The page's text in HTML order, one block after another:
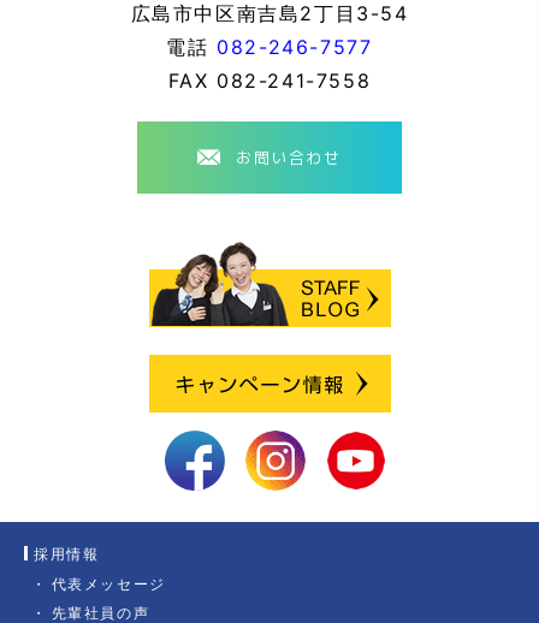
広島市中区南吉島2丁目3-54
電話 082-246-7577
FAX 082-241-7558
お問い合わせ
採用情報
代表メッセージ
先輩社員の声